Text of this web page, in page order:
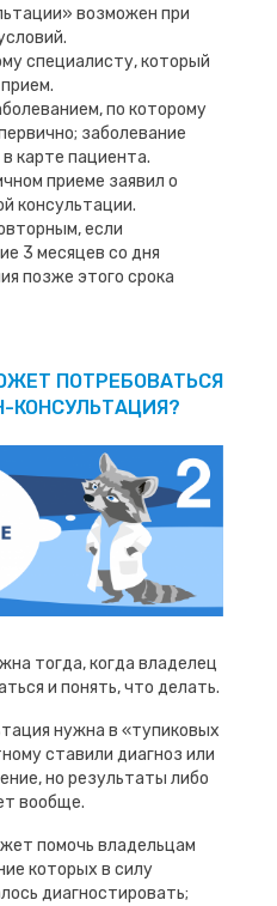
возможен при
специалисту, который
по которому
заболевание
карте пациента.
приеме заявил о
консультации.
если
3 месяцев со дня
позже этого срока
ПОТРЕБОВАТЬСЯ
КОНСУЛЬТАЦИЯ?
тогда, когда владелец
и понять, что делать.
нужна в «тупиковых
ставили диагноз или
но результаты либо
вообще.
помочь владельцам
которых в силу
диагностировать;